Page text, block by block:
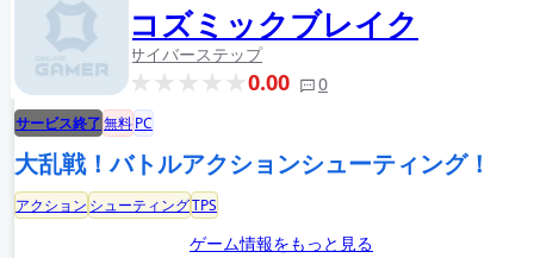
コズミックブレイク
サイバーステップ
0.00 0
サービス終了無料PC
大乱戦！バトルアクションシューティング！
アクション シューティングTPS
ゲーム情報をもっと見る